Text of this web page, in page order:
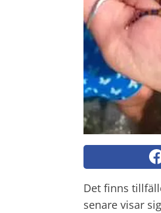
Det finns
senare visar